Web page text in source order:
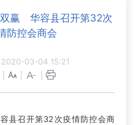
双赢 华容县召开第32次
防控会商会
2020-03-04 15:21
县召开第32次疫情防控会商